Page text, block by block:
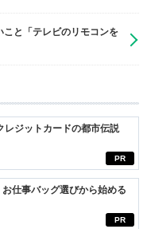
と「テレビのリモコンを
PR
ジットカードの都市伝説
PR
仕事バッグ選びから始める